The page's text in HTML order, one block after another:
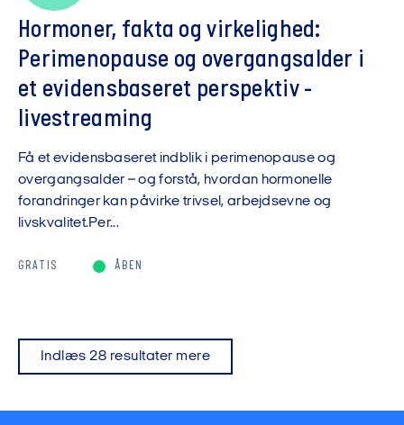
Hormoner, fakta og virkelighed:
Perimenopause og overgangsalder i
et evidensbaseret perspektiv -
livestreaming
Få et evidensbaseret indblik i perimenopause og
overgangsalder – og forstå, hvordan hormonelle
forandringer kan påvirke trivsel, arbejdsevne og
livskvalitet.Per...
GRATIS ÅBEN
Indlæs 28 resultater mere